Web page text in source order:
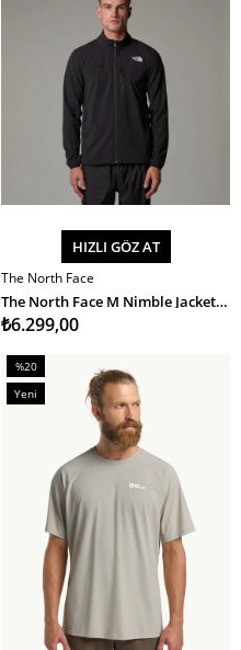
SEPETE EKLE
HIZLI GÖZ AT
The North Face
The North Face M Nimble Jacket - Eu Erkek Ceket
₺6.299,00
%20
İndirim
%20İndirim
Yeni